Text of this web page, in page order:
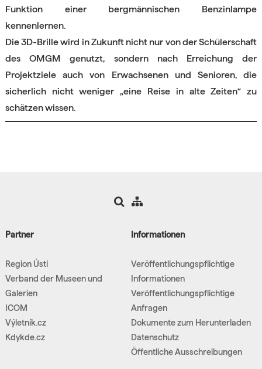
Funktion einer bergmännischen Benzinlampe
kennenlernen.
Die 3D-Brille wird in Zukunft nicht nur von der Schülerschaft
des OMGM genutzt, sondern nach Erreichung der
Projektziele auch von Erwachsenen und Senioren, die
sicherlich nicht weniger „eine Reise in alte Zeiten“ zu
schätzen wissen.
Partner
Region Ústí
Verband der Museen und
Galerien
ICOM
Výletník.cz
Kdykde.cz
Informationen
Veröffentlichungspflichtige
Informationen
Veröffentlichungspflichtige
Anfragen
Dokumente zum Herunterladen
Datenschutz
Öffentliche Ausschreibungen